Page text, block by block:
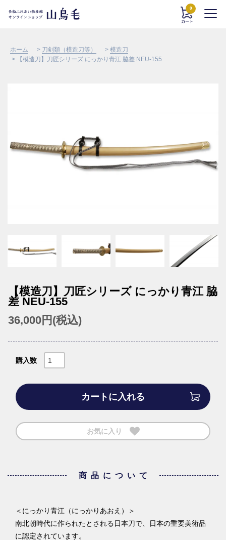
カート
0
ホーム > 刀剣類（模造刀等） > 模造刀
> 【模造刀】刀匠シリーズ にっかり青江 脇差 NEU-155
【模造刀】刀匠シリーズ にっかり青江 脇
差 NEU-155
36,000円(税込)
購入数
カートに入れる
お気に入り
商品について
＜にっかり青江（にっかりあおえ）＞
南北朝時代に作られたとされる日本刀で、日本の重要美術品
に認定されています。